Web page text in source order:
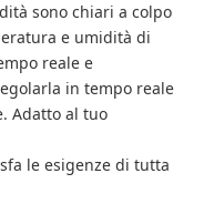
sono chiari a colpo
e umidità di
reale e
in tempo reale
Adatto al tuo
le esigenze di tutta